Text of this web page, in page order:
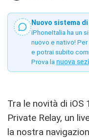
Nuovo sistema
iPhoneItalia ha un
nuovo e nativo!
e potrai subito
Prova la nuova
Tra le novità di
Private Relay, un
la nostra